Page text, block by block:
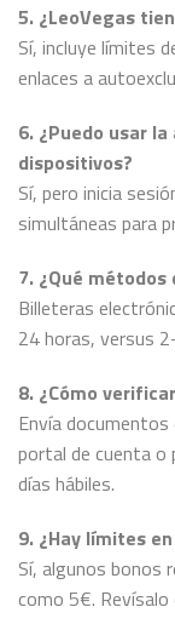
5. ¿LeoVegas
Sí, incluye límites
enlaces a
6. ¿Puedo usar
dispositivos?
Sí, pero inicia
simultáneas para
7. ¿Qué
Billeteras
24 horas, versus
8. ¿Cómo
Envía
portal de cuenta o
días hábiles.
9. ¿Hay límites
Sí, algunos bonos
como 5€.